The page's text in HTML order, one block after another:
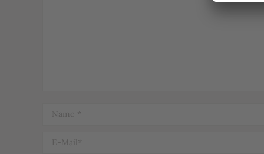
Name *
E-Mail *